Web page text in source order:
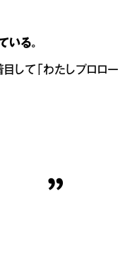
いる。
して「わたしプロロー